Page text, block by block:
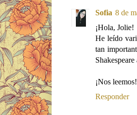
Sofia 8 de
¡Hola, Jolie!
He leído
tan
¡Nos
Responder